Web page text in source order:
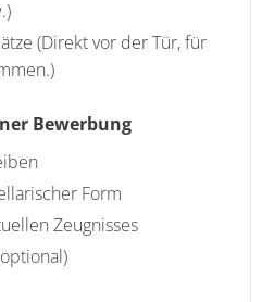
(Direkt vor der Tür, für
Bewerbung
Form
Zeugnisses